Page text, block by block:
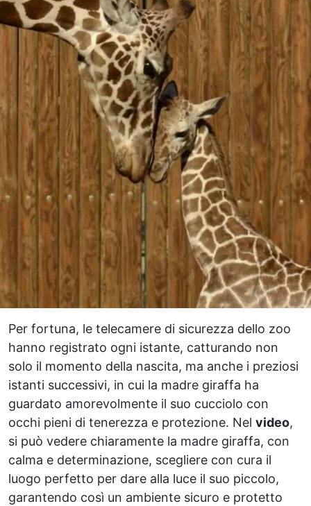
Per fortuna, le telecamere di sicurezza dello zoo
hanno registrato ogni istante, catturando non
solo il momento della nascita, ma anche i preziosi
istanti successivi, in cui la madre giraffa ha
guardato amorevolmente il suo cucciolo con
occhi pieni di tenerezza e protezione. Nel video,
si può vedere chiaramente la madre giraffa, con
calma e determinazione, scegliere con cura il
luogo perfetto per dare alla luce il suo piccolo,
garantendo così un ambiente sicuro e protetto